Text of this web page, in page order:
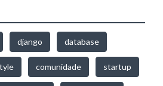
django database
comunidade startup